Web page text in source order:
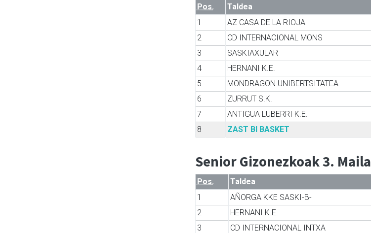
Pos. Taldea
1
AZ CASA DE LA RIOJA
2
CD INTERNACIONAL MONS
3
SASKIAXULAR
4
HERNANI K.E.
5
MONDRAGON UNIBERTSITATEA
6
ZURRUT S.K.
7
ANTIGUA LUBERRI K.E.
8
ZAST BI BASKET
Senior Gizonezkoak 3. Maila
Pos. Taldea
1
AÑORGA KKE SASKI-B-
2
HERNANI K.E.
3
CD INTERNACIONAL INTXA